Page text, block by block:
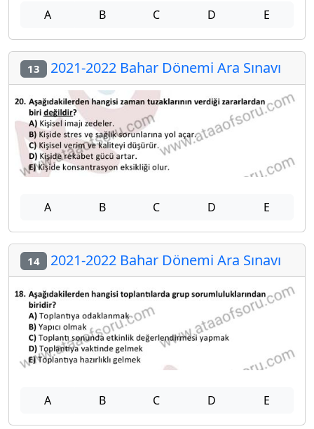
A B C D E
13 2021-2022 Bahar Dönemi Ara Sınavı
A B C D E
14 2021-2022 Bahar Dönemi Ara Sınavı
A B C D E